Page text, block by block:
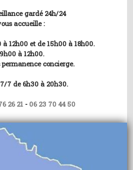
gardé 24h/24
accueille :
12h00 et de 15h00 à 18h00.
à 12h00.
concierge.
7 de 6h30 à 20h30.
26 21 - 06 23 70 44 50